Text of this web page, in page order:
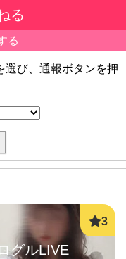
る
る
び、通報ボタンを押
グルLIVE